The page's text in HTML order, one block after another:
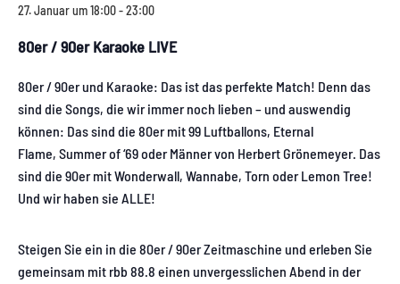
27. Januar um 18:00-23:00
80er / 90er Karaoke LIVE
80er / 90er und Karaoke: Das ist das perfekte Match! Denn das
sind die Songs, die wir immer noch lieben – und auswendig
können: Das sind die 80er mit 99 Luftballons, Eternal
Flame, Summer of ‘69 oder Männer von Herbert Grönemeyer. Das
sind die 90er mit Wonderwall, Wannabe, Torn oder Lemon Tree!
Und wir haben sie ALLE!
Steigen Sie ein in die 80er / 90er Zeitmaschine und erleben Sie
gemeinsam mit rbb 88.8 einen unvergesslichen Abend in der